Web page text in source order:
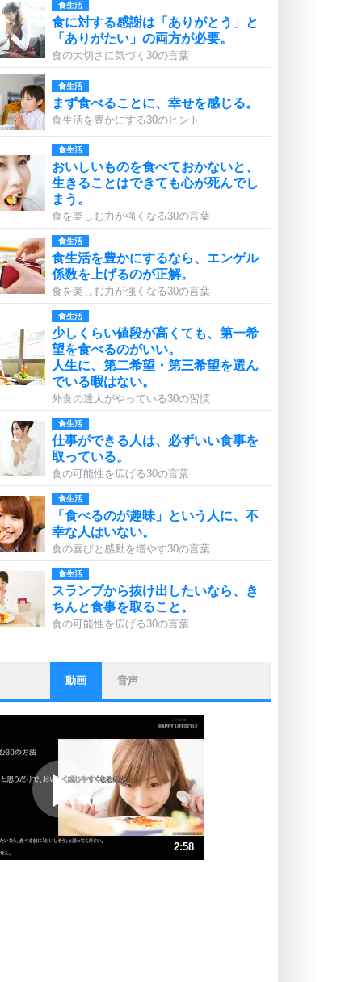
食生活
食に対する感謝は「ありがとう」と
「ありがたい」の両方が必要。
食の大切さに気づく30の言葉
食生活
まず食べることに、幸せを感じる。
食生活を豊かにする30のヒント
食生活
おいしいものを食べておかないと、
生きることはできても心が死んでし
まう。
食を楽しむ力が強くなる30の言葉
食生活
食生活を豊かにするなら、エンゲル
係数を上げるのが正解。
食を楽しむ力が強くなる30の言葉
食生活
少しくらい値段が高くても、第一希
望を食べるのがいい。
人生に、第二希望・第三希望を選ん
でいる暇はない。
外食の達人がやっている30の習慣
食生活
仕事ができる人は、必ずいい食事を
取っている。
食の可能性を広げる30の言葉
食生活
「食べるのが趣味」という人に、不
幸な人はいない。
食の喜びと感動を増やす30の言葉
食生活
スランプから抜け出したいなら、き
ちんと食事を取ること。
食の可能性を広げる30の言葉
ストレス対策
他人と比べない。
いっそのこと、他人を見ない。
ポジティブになれない原因は、行動
しないから。
ポジティブ思考になる30の方法
ストレス対策
動画 音声
2:58